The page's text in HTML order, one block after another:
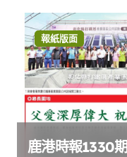
報紙版面
鹿港時報1330期